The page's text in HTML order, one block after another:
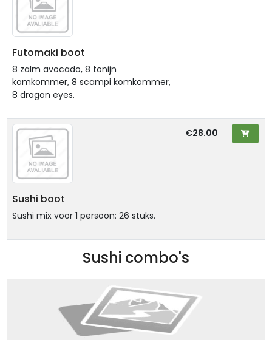
Futomaki boot
8 zalm avocado, 8 tonijn
komkommer, 8 scampi komkommer,
8 dragon eyes.
Sushi boot
Sushi mix voor 1 persoon: 26 stuks.
€28.00
Sushi combo's